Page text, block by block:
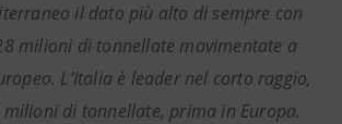
il dato più alto di sempre con
milioni di tonnellate movimentate a
L’Italia è leader nel corto raggio,
milioni di tonnellate, prima in Europa.